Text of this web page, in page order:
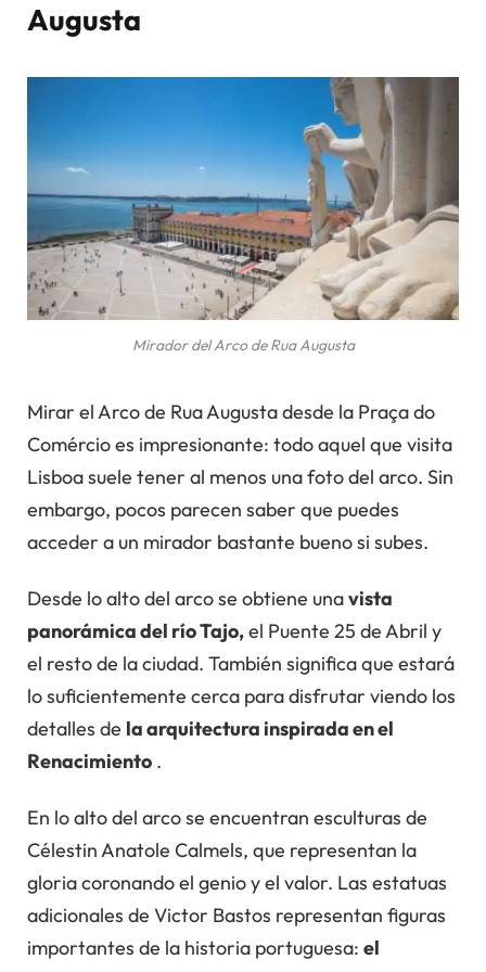
Augusta
Mirador del Arco de Rua Augusta
Mirar el Arco de Rua Augusta desde la Praça do
Comércio es impresionante: todo aquel que visita
Lisboa suele tener al menos una foto del arco. Sin
embargo, pocos parecen saber que puedes
acceder a un mirador bastante bueno si subes.
Desde lo alto del arco se obtiene unavista
panorámica del río Tajo,el Puente 25 de Abril y
el resto de la ciudad. También significa que estará
lo suficientemente cerca para disfrutar viendo los
detalles de la arquitectura inspirada en el
Renacimiento .
En lo alto del arco se encuentran esculturas de
Célestin Anatole Calmels, que representan la
gloria coronando el genio y el valor. Las estatuas
adicionales de Victor Bastos representan figuras
importantes de la historia portuguesa: el